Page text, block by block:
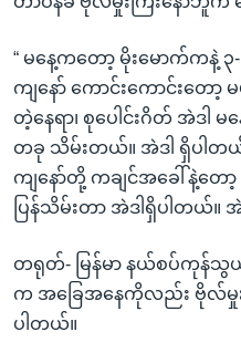
“ မနေ့ကတော့ မိုးမောက်ကနဲ့
ကျနော် ကောင်းကောင်းတေ
တဲ့နေရာ၊ စုပေါင်းဂိတ် အဲဒါ
တခု သိမ်းတယ်။ အဲဒါ ရှိပါ
ကျနော်တို့ ကချင်အခေါ်နဲ့တ
ပြန်သိမ်းတာ အဲဒါရှိပါတယ်။
တရုတ်- မြန်မာ နယ်စပ်ကုန်
က အခြေအနေကိုလည်း ဗိုလ်မှု
ပါတယ်။